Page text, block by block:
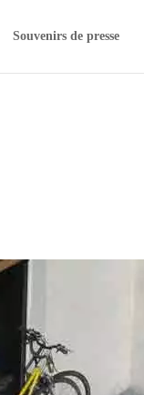
Souvenirs de presse